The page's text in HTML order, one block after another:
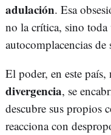
adulación. Esa
no la crítica, sino
autocomplacencias de
El poder, en este
divergencia, se
descubre sus propios
reacciona con